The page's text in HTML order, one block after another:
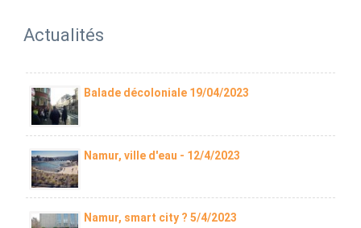
Actualités
Balade décoloniale 19/04/2023
Namur, ville d'eau - 12/4/2023
Namur, smart city ? 5/4/2023